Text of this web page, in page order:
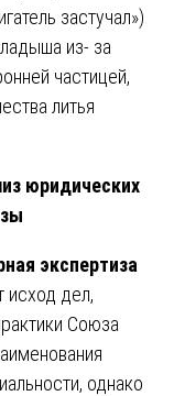
застучал»)
из- за
частицей,
литья
юридических
экспертиза
исход дел,
Союза
однако